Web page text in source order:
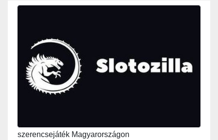
szerencsejáték Magyarországon